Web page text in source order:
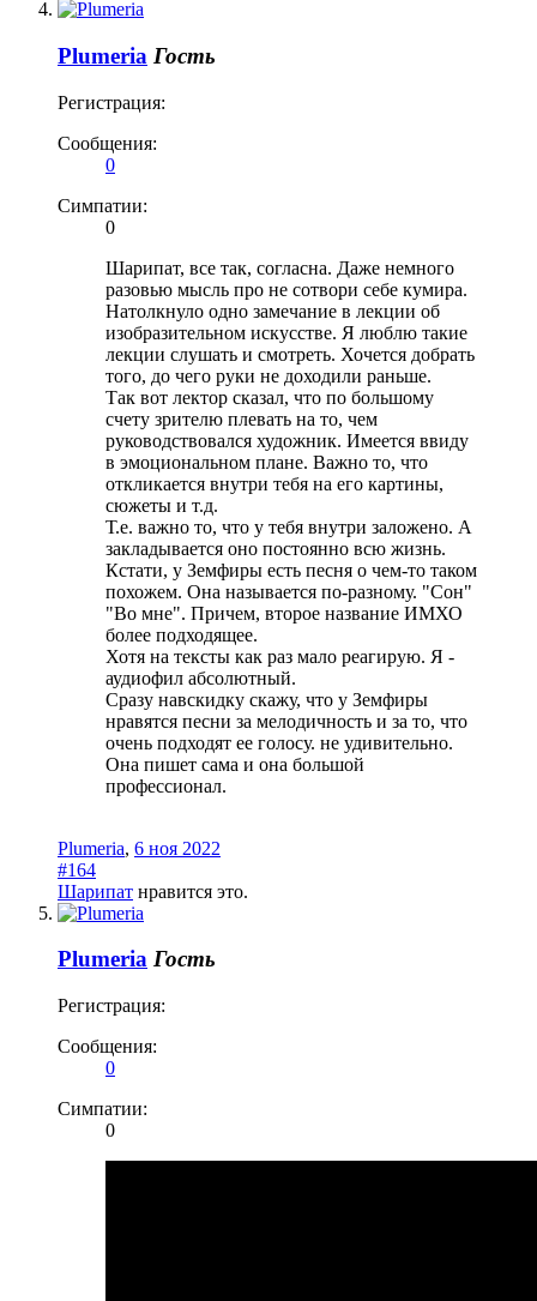
Plumeria Гость
Регистрация:
Сообщения:
0
Симпатии:
0
Шарипат, все так, согласна. Даже немного
разовью мысль про не сотвори себе кумира.
Натолкнуло одно замечание в лекции об
изобразительном искусстве. Я люблю такие
лекции слушать и смотреть. Хочется добрать
того, до чего руки не доходили раньше.
Так вот лектор сказал, что по большому
счету зрителю плевать на то, чем
руководствовался художник. Имеется ввиду
в эмоциональном плане. Важно то, что
откликается внутри тебя на его картины,
сюжеты и т.д.
Т.е. важно то, что у тебя внутри заложено. А
закладывается оно постоянно всю жизнь.
Кстати, у Земфиры есть песня о чем-то таком
похожем. Она называется по-разному. "Сон"
"Во мне". Причем, второе название ИМХО
более подходящее.
Хотя на тексты как раз мало реагирую. Я -
аудиофил абсолютный.
Сразу навскидку скажу, что у Земфиры
нравятся песни за мелодичность и за то, что
очень подходят ее голосу. не удивительно.
Она пишет сама и она большой
профессионал.
Plumeria, 6 ноя 2022
#164
Шарипат нравится это.
Plumeria Гость
Регистрация:
Сообщения:
0
Симпатии:
0